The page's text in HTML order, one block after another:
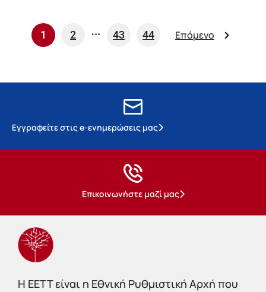
1 2 … 43 44 Επόμενο
Εγγραφείτε στις e-ενημερώσεις μας
Επικοινωνήστε μαζί μας
Η EETT είναι η Εθνική Ρυθμιστική Αρχή που